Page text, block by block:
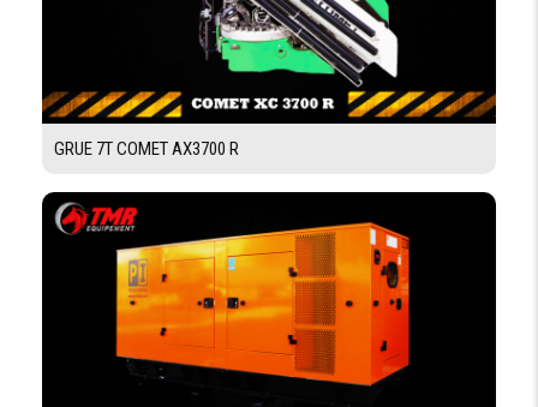
GRUE 7T COMET AX3700 R